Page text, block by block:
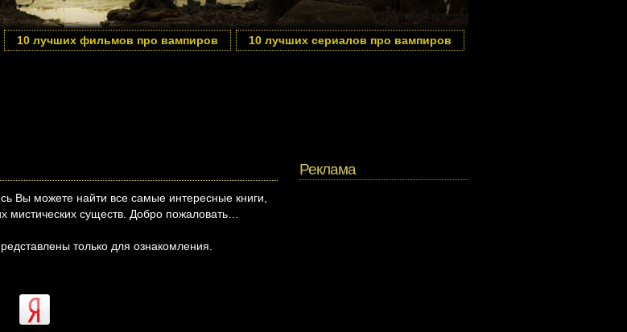
10 лучших фильмов про вампиров 10 лучших сериалов про вампиров
Вы можете найти все самые интересные книги,
существ. Добро пожаловать…
только для ознакомления.
Реклама